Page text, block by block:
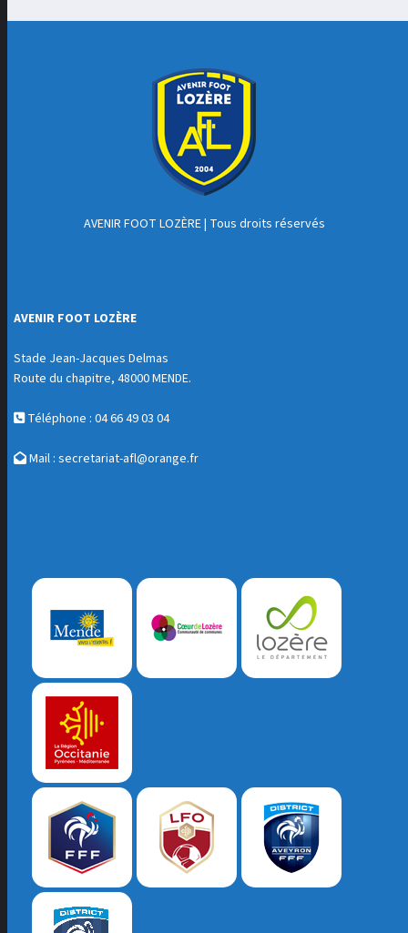
AVENIR FOOT LOZÈRE| Tous droits réservés
AVENIR FOOT LOZÈRE
Stade Jean-Jacques Delmas
Route du chapitre, 48000 MENDE.
Téléphone : 04 66 49 03 04
Mail : secretariat-afl@orange.fr